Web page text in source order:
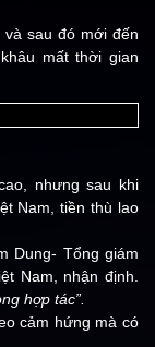
sau đó mới đến
mất thời gian
nhưng sau khi
Nam, tiền thù lao
Dung- Tổng giám
Nam, nhận định.
hợp tác”.
cảm hứng mà có